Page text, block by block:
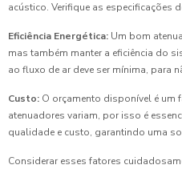
acústico. Verifique as especificações
Eficiência Energética: Um bom
mas também manter a eficiência do
ao fluxo de ar deve ser mínima, para
Custo: O orçamento disponível é um
atenuadores variam, por isso é
qualidade e custo, garantindo uma
Considerar esses fatores